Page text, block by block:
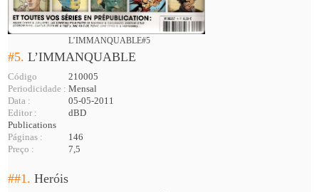
L’IMMANQUABLE#5
#5.L’IMMANQUABLE
Código
210005
Periodicidade : Mensal
Data :
05-05-2011
Editor :
dBD
Publications
Páginas :
146
Preço :
7,5
##1.Heróis